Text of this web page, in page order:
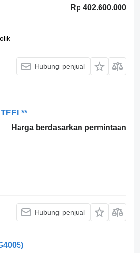
Rp 402.600.000
Hubungi penjual
Harga berdasarkan permintaan
Hubungi penjual